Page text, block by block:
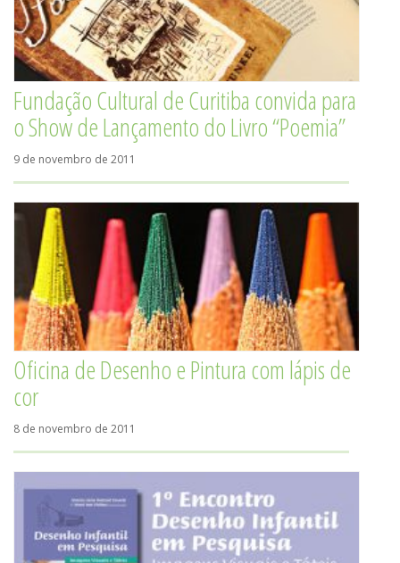
Fundação Cultural de Curitiba convida para
o Show de Lançamento do Livro “Poemia”
9 de novembro de 2011
Oficina de Desenho e Pintura com lápis de
cor
8 de novembro de 2011